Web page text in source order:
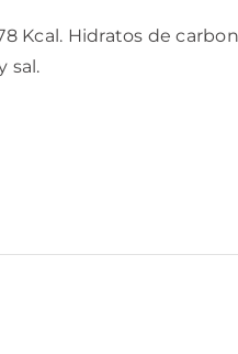
Kcal. Hidratos de
sal.